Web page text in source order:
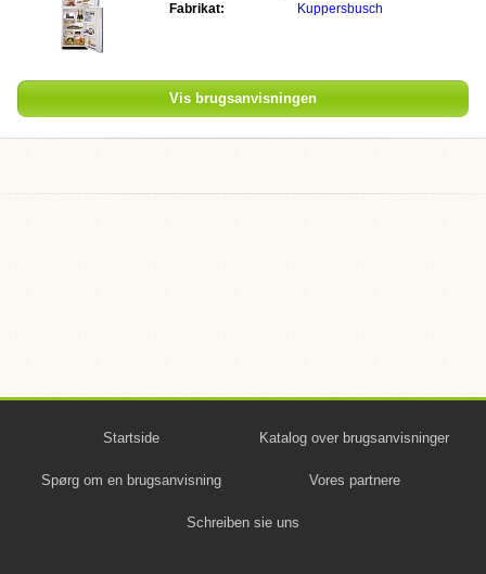
Fabrikat: Kuppersbusch
Vis brugsanvisningen
Startside Katalog over brugsanvisninger
Spørg om en brugsanvisning Vores partnere
Schreiben sie uns